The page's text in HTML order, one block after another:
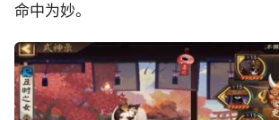
命中为妙。